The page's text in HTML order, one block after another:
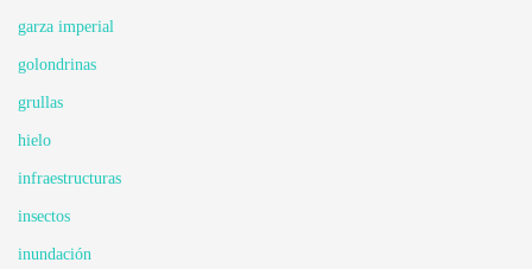
garza imperial
golondrinas
grullas
hielo
infraestructuras
insectos
inundación